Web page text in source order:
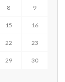
8 9
15 16
22 23
29 30